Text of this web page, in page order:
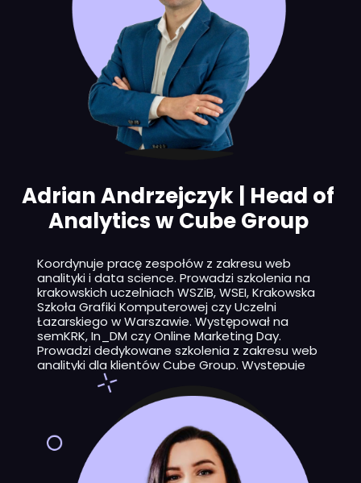
Koordynuje pracę zespołów z zakresu web
analityki i data science. Prowadzi szkolenia na
krakowskich uczelniach WSZiB, WSEI, Krakowska
Szkoła Grafiki Komputerowej czy Uczelni
Łazarskiego w Warszawie. Występował na
semKRK, In_DM czy Online Marketing Day.
Prowadzi dedykowane szkolenia z zakresu web
analityki dla klientów Cube Group. Występuje
na konferencjach, webinarach i w podcastach.
Adrian Andrzejczyk | Head of
Analytics w Cube Group